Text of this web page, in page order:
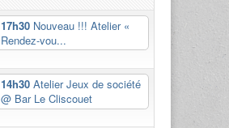
17h30 Nouveau !!! Atelier «
Rendez-vou...
14h30 Atelier Jeux de société
@ Bar Le Cliscouet